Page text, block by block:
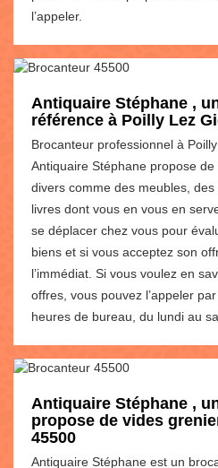
l’appeler.
Antiquaire Stéphane ,
référence à Poilly Lez
Brocanteur professionnel à
Antiquaire Stéphane propose
divers comme des meubles,
livres dont vous en vous en
se déplacer chez vous pour
biens et si vous acceptez son
l’immédiat. Si vous voulez en
offres, vous pouvez l’appeler
heures de bureau, du lundi au
Antiquaire Stéphane ,
propose de vides
45500
Antiquaire Stéphane est un